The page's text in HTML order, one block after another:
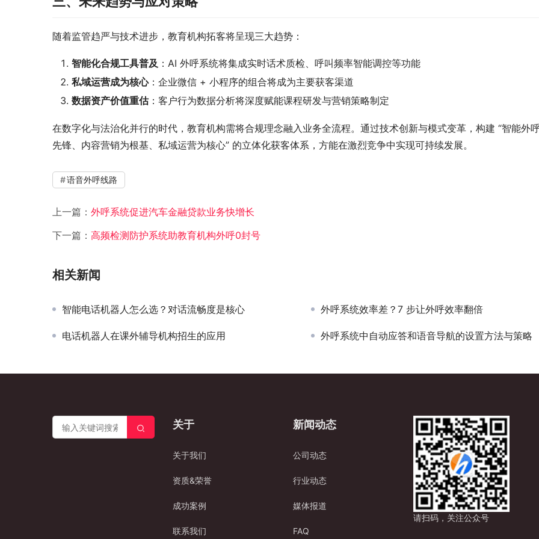
随着监管趋严与技术进步，教育机构拓客将呈现三大趋势：
智能化合规工具普及 ：AI 外呼系统将集成实时话术质检、呼叫频率智能调控等功能
私域运营成为核心：企业微信 + 小程序的组合将成为主要获客渠道
数据资产价值重估：客户行为数据分析将深度赋能课程研发与营销策略制定
在数字化与法治化并行的时代，教育机构需将合规理念融入业务全流程。通过技术创新与模式变革，构建 “智能外
先锋、内容营销为根基、私域运营为核心” 的立体化获客体系，方能在激烈竞争中实现可持续发展。
语音外呼线路
上一篇： 外呼系统促进汽车金融贷款业务快增长
下一篇： 高频检测防护系统助教育机构外呼0封号​
相关新闻
智能电话机器人怎么选？对话流畅度是核心 外呼系统效率差？7 步让外呼效率翻倍
电话机器人在课外辅导机构招生的应用 外呼系统中自动应答和语音导航的设置方法与策略
关于
关于我们
资质&荣誉
成功案例
联系我们
新闻动态
公司动态
行业动态
媒体报道
FAQ
请扫码，关注公众号